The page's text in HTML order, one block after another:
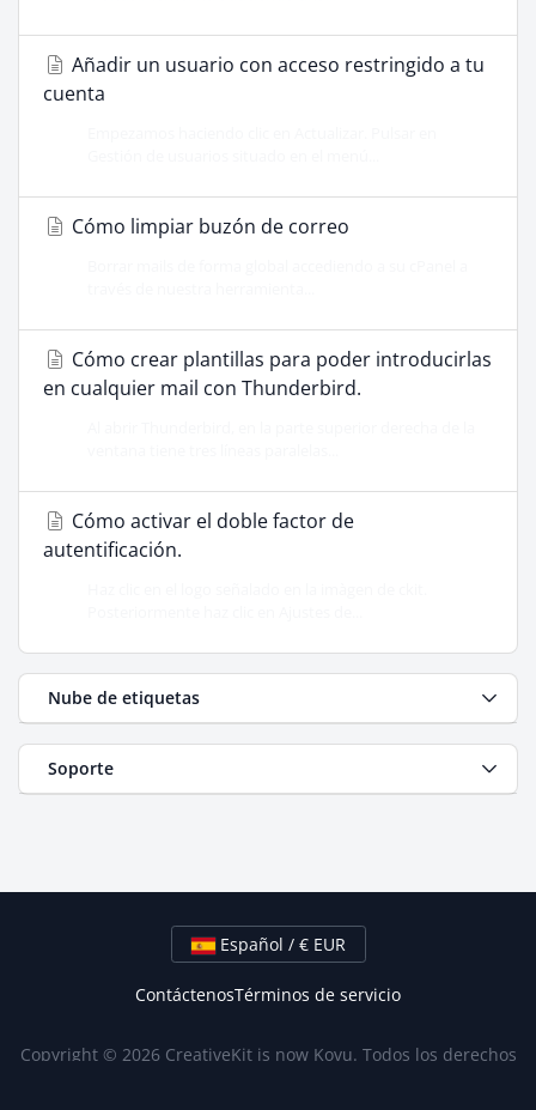
Añadir un usuario con acceso restringido a tu
cuenta
Cómo limpiar buzón de correo
Cómo crear plantillas para poder introducirlas
en cualquier mail con Thunderbird.
Cómo activar el doble factor de
autentificación.
Nube de etiquetas
Soporte
Español / € EUR
ContáctenosTérminos de servicio
Copyright © 2026 CreativeKit is now Kovu. Todos los derechos